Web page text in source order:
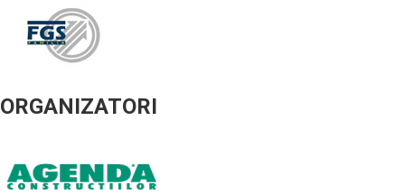
ORGANIZATORI